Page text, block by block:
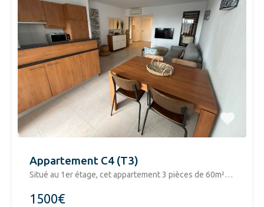
Appartement C4 (T3)
Situé au 1er étage, cet appartement 3 pièces de 60m²…
1500€